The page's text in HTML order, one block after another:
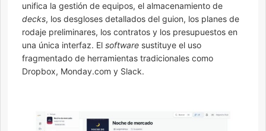
unifica la gestión de equipos, el almacenamiento de
decks, los desgloses detallados del guion, los planes de
rodaje preliminares, los contratos y los presupuestos en
una única interfaz. El software sustituye el uso
fragmentado de herramientas tradicionales como
Dropbox, Monday.com y Slack.